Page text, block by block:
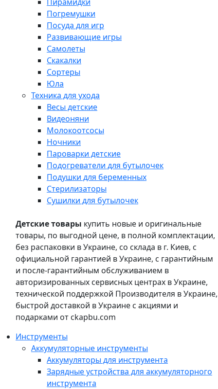
Погремушки
Посуда для игр
Развивающие игры
Самолеты
Скакалки
Сортеры
Юла
Техника для ухода
Весы детские
Видеоняни
Молокоотсосы
Ночники
Пароварки детские
Подогреватели для бутылочек
Подушки для беременных
Стерилизаторы
Сушилки для бутылочек
Детские товары купить новые и оригинальные
товары, по выгодной цене, в полной комплектации,
без распаковки в Украине, со склада в г. Киев, с
официальной гарантией в Украине, с гарантийным
и после-гарантийным обслуживанием в
авторизированных сервисных центрах в Украине,
технической поддержкой Производителя в Украине,
быстрой доставкой в Украине с акциями и
подарками от ckapbu.com
Инструменты
Аккумуляторные инструменты
Аккумуляторы для инструмента
Зарядные устройства для аккумуляторного
инструмента